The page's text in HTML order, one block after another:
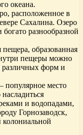
океана.
расположенное в
Сахалина. Озеро
разнообразной
образованная
пещеры можно
различных форм и
популярное место
и водопадами,
Горнозаводск,
колониальной